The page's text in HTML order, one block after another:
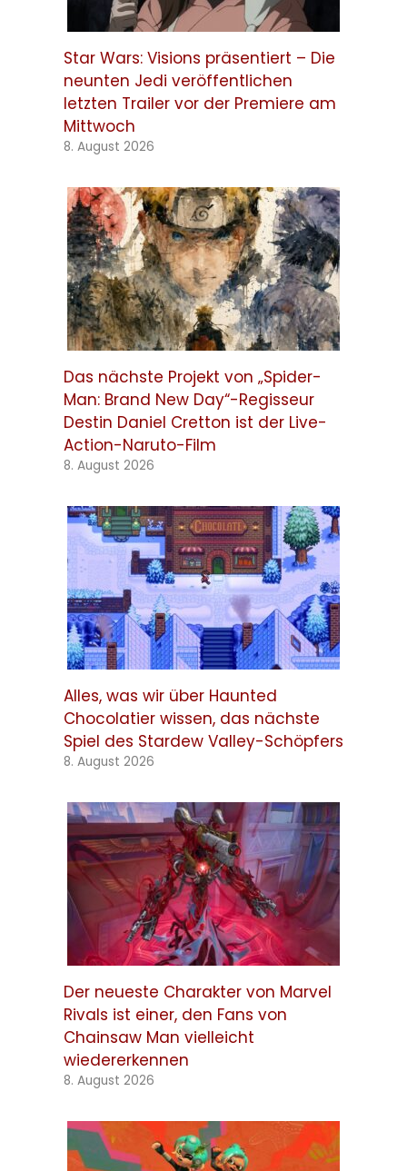
Star Wars: Visions präsentiert – Die
neunten Jedi veröffentlichen
letzten Trailer vor der Premiere am
Mittwoch
8. August 2026
Das nächste Projekt von „Spider-
Man: Brand New Day“-Regisseur
Destin Daniel Cretton ist der Live-
Action-Naruto-Film
8. August 2026
Alles, was wir über Haunted
Chocolatier wissen, das nächste
Spiel des Stardew Valley-Schöpfers
8. August 2026
Der neueste Charakter von Marvel
Rivals ist einer, den Fans von
Chainsaw Man vielleicht
wiedererkennen
8. August 2026